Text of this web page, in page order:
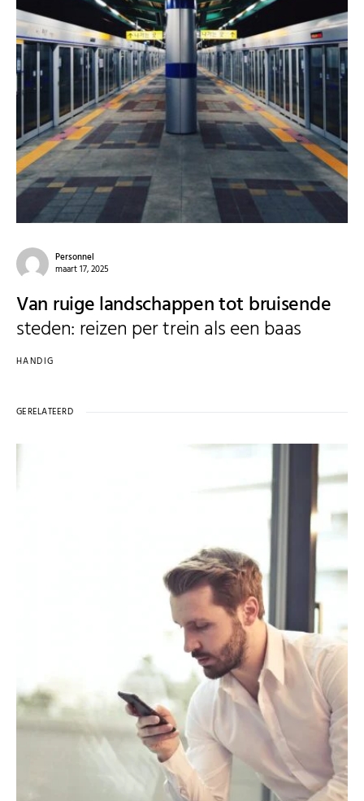
Personnel
maart 17, 2025
Van ruige landschappen tot bruisende
steden: reizen per trein als een baas
HANDIG
GERELATEERD